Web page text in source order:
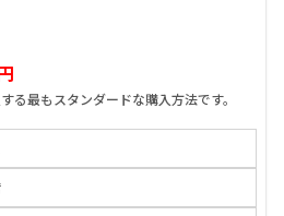
る最もスタンダードな購入方法です。